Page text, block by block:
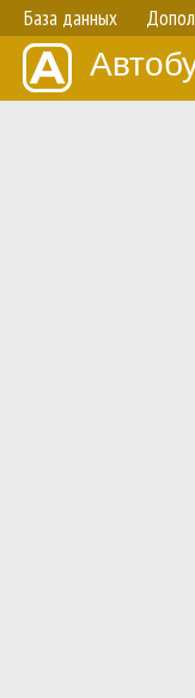
База данных